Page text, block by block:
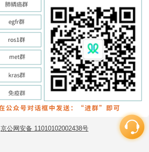
京公网安备 11010102002438号